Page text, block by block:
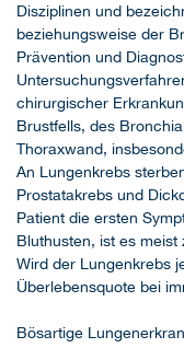
Disziplinen und
beziehungsweise der
Prävention und
chirurgischer
Brustfells, des
Thoraxwand,
An Lungenkrebs
Prostatakrebs und
Patient die ersten
Bluthusten, ist es
Wird der Lungenkrebs
Überlebensquote bei
Bösartige